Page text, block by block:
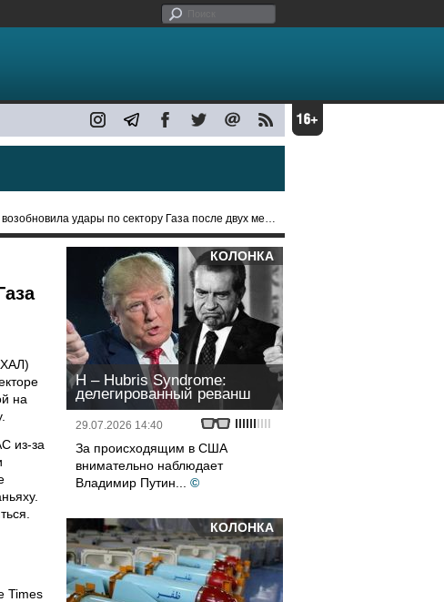
удары по сектору Газа после двух месяцев перемирия
на
из-за
Times
КОЛОНКА
H – Hubris Syndrome:
делегированный реванш
29.07.2026 14:40
За происходящим в США
внимательно наблюдает
Владимир Путин...
©
КОЛОНКА